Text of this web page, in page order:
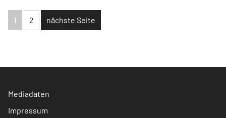
1 2 nächste Seite
Mediadaten
Impressum